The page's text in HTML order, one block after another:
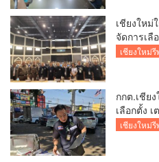
เชียงให
จัดการเลื
นายอำเ
เชียงใหม่
กกต.เชีย
เลือกตั้ง
ตั้งในวัน
เชียงใหม่